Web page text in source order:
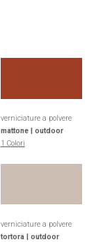
verniciature a polvere
mattone | outdoor
1 Colori
verniciature a polvere
tortora | outdoor